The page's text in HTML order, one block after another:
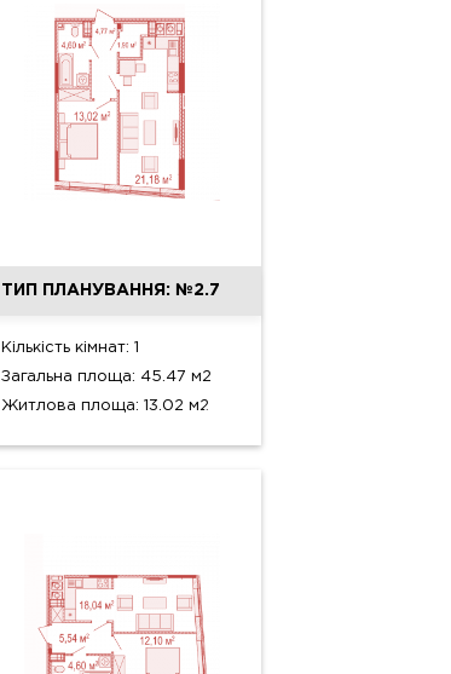
ТИП ПЛАНУВАННЯ: №2.7
Кількість кімнат: 1
Загальна площа: 45.47 м2
Житлова площа: 13.02 м2